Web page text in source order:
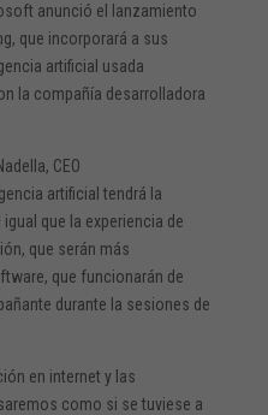
anunció el lanzamiento
que incorporará a sus
artificial usada
la compañía desarrolladora
CEO
artificial tendrá la
que la experiencia de
que serán más
que funcionarán de
durante la sesiones de
en internet y las
como si se tuviese a